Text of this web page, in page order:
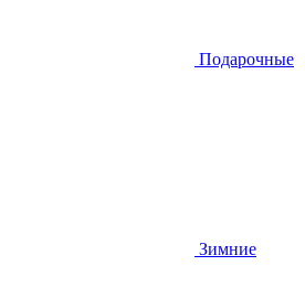
Подарочные
Зимние